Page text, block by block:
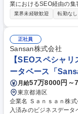
業におけるSEO経由の
既存記事のリライトを
せします【入社後お任せ
ト■SEO全体の戦略策定
ラスター単位の改善■リ
O対策■生成AIを活用し
媒体の集客■新規媒体の開
【コンテンツSEO担当
成長企業
業界未経験歓迎 転勤なし
正社員
Sansan株式会社
【SEOスペシャ
ータベース「
月給57万8000円～
東京都港区
企業名 Ｓａｎｓａｎ株式会社 求人名 【SEOスペシャリスト
入済みのビジネスデータベース「Sansan